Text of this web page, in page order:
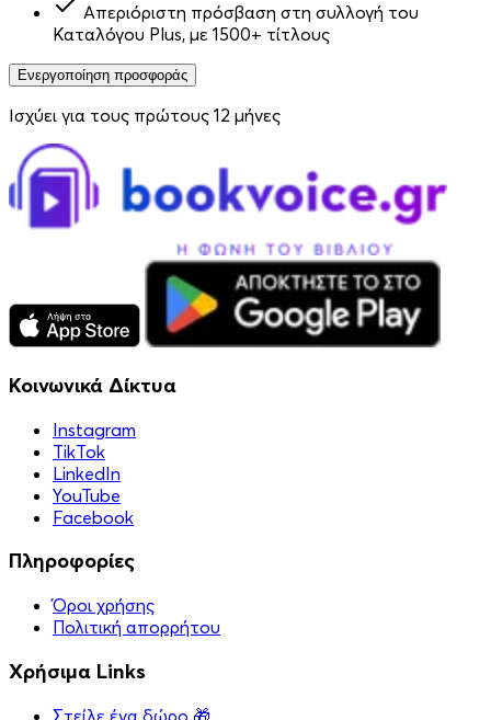
Απεριόριστη πρόσβαση στη συλλογή του
Καταλόγου Plus, με 1500+ τίτλους
Ενεργοποίηση προσφοράς
Ισχύει για τους πρώτους 12 μήνες
Κοινωνικά Δίκτυα
Instagram
TikTok
LinkedIn
YouTube
Facebook
Πληροφορίες
Όροι χρήσης
Πολιτική απορρήτου
Χρήσιμα Links
Στείλε ένα δώρο 🎁